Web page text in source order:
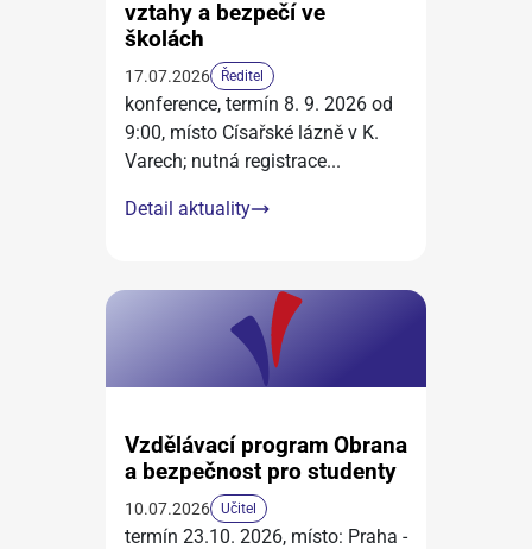
vztahy a bezpečí ve
školách
17.07.2026 Ředitel
konference, termín 8. 9. 2026 od
9:00, místo Císařské lázně v K.
Varech; nutná registrace...
Detail aktuality
Vzdělávací program Obrana
a bezpečnost pro studenty
10.07.2026 Učitel
termín 23.10. 2026, místo: Praha -